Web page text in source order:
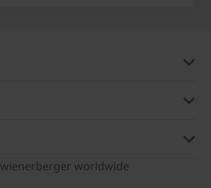
wienerberger worldwide